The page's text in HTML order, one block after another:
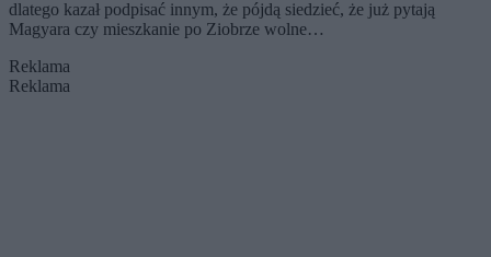
dlatego kazał podpisać innym, że pójdą siedzieć, że już pytają
Magyara czy mieszkanie po Ziobrze wolne…
Reklama
Reklama